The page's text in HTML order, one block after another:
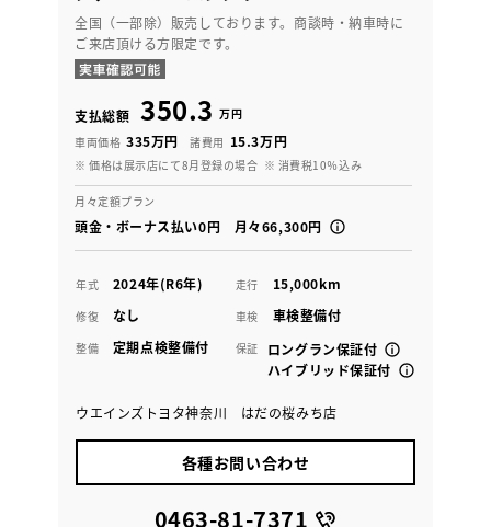
全国（一部除）販売しております。商談時・納車時に
ご来店頂ける方限定です。
支払総額 350.3 万円
車両価格 335万円 諸費用 15.3万円
※ 価格は展示店にて8月登録の場合 ※ 消費税10％込み
月々定額プラン
頭金・ボーナス払い0円 月々66,300円
年式 2024年(R6年) 走行 15,000km
修復 なし 車検 車検整備付
整備 定期点検整備付 保証
ロングラン保証付
ハイブリッド保証付
ウエインズトヨタ神奈川 はだの桜みち店
各種お問い合わせ
0463-81-7371